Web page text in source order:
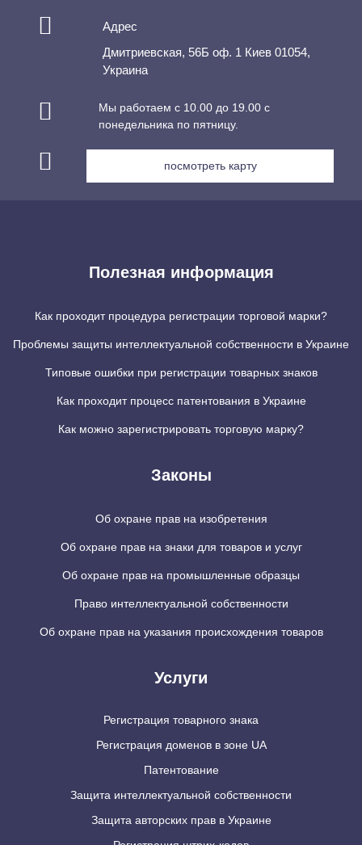
Адрес
Дмитриевская, 56Б оф. 1 Киев 01054,
Украина
Мы работаем с 10.00 до 19.00 с
понедельника по пятницу.
посмотреть карту
Полезная информация
Как проходит процедура регистрации торговой марки?
Проблемы защиты интеллектуальной собственности в Украине
Типовые ошибки при регистрации товарных знаков
Как проходит процесс патентования в Украине
Как можно зарегистрировать торговую марку?
Законы
Об охране прав на изобретения
Об охране прав на знаки для товаров и услуг
Об охране прав на промышленные образцы
Право интеллектуальной собственности
Об охране прав на указания происхождения товаров
Услуги
Регистрация товарного знака
Регистрация доменов в зоне UA
Патентование
Защита интеллектуальной собственности
Защита авторских прав в Украине